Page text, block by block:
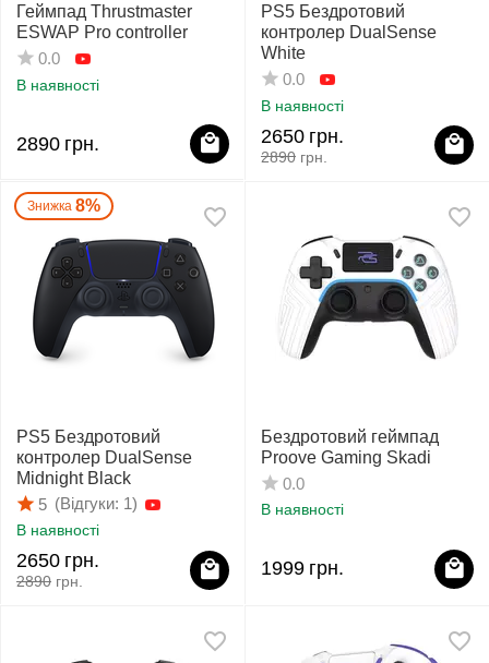
Геймпад Thrustmaster
ESWAP Pro controller
0.0
В наявності
2890 грн.
PS5 Бездротовий
контролер DualSense
White
0.0
В наявності
2890 грн.
2650 грн.
Знижка 8%
PS5 Бездротовий
контролер DualSense
Midnight Black
(Відгуки: 1)
5
В наявності
2890 грн.
2650 грн.
Бездротовий геймпад
Proove Gaming Skadi
0.0
В наявності
1999 грн.